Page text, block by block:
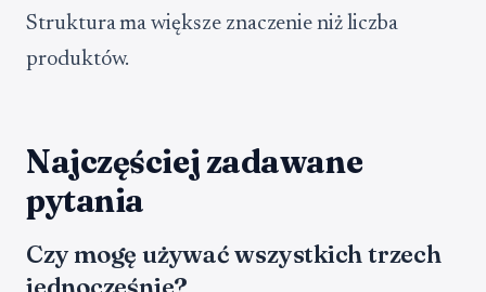
Struktura ma większe znaczenie niż liczba
produktów.
Najczęściej zadawane
pytania
Czy mogę używać wszystkich trzech